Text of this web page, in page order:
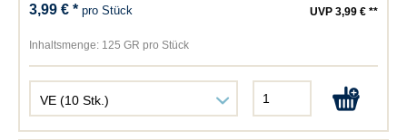
3,99 € *pro Stück UVP 3,99 € **
Inhaltsmenge: 125 GR pro Stück